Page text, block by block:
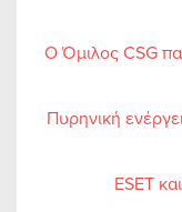
Ο Όμιλος CSG
Πυρηνική
ESET